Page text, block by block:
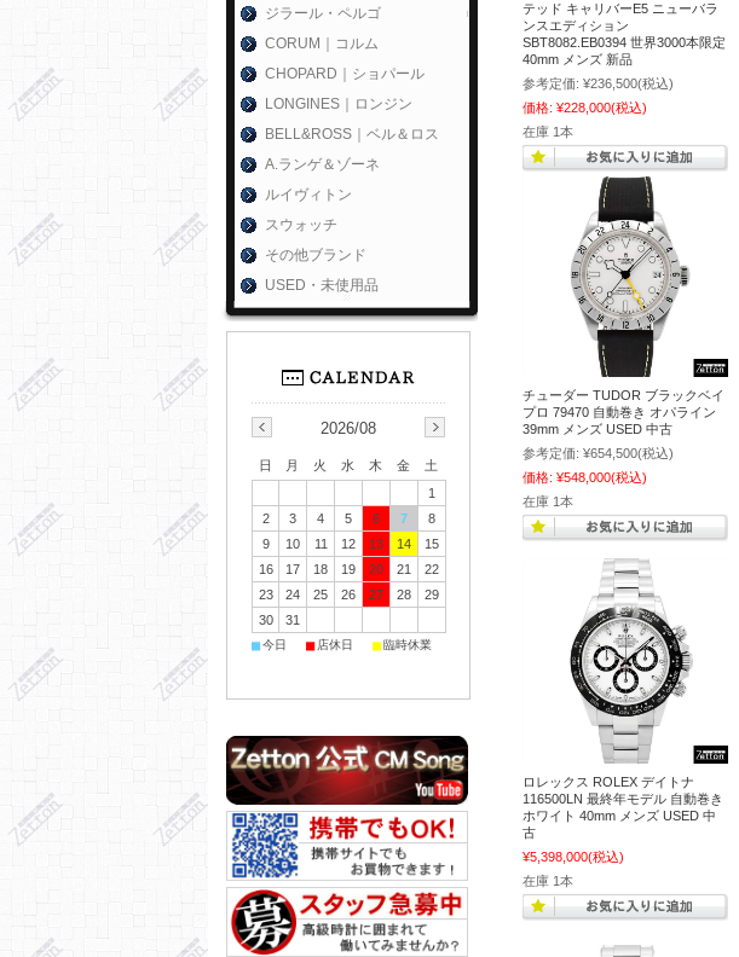
テッド キャリバーE5 ニューバラ
ンスエディション
SBT8082.EB0394 世界3000本限定
40mm メンズ 新品
参考定価: ¥236,500(税込)
価格: ¥228,000(税込)
在庫 1本
チューダー TUDOR ブラックベイ
プロ 79470 自動巻き オパライン
39mm メンズ USED 中古
参考定価: ¥654,500(税込)
価格: ¥548,000(税込)
在庫 1本
ロレックス ROLEX デイトナ
116500LN 最終年モデル 自動巻き
ホワイト 40mm メンズ USED 中
古
¥5,398,000(税込)
在庫 1本
ジラール・ペルゴ
CORUM｜コルム
CHOPARD｜ショパール
LONGINES｜ロンジン
BELL&ROSS｜ベル＆ロス
A.ランゲ＆ゾーネ
ルイヴィトン
スウォッチ
その他ブランド
USED・未使用品
2026/08
日 月 火 水 木 金
土
1
2
3 4 5 6 7
8
9
10 11 12 13 14
15
16
17 18 19 20 21
22
23
24 25 26 27 28
29
30
31
■今日 ■ 店休日 ■臨時休業